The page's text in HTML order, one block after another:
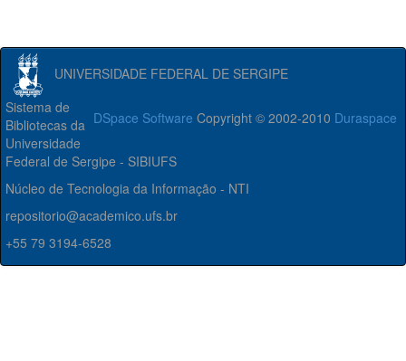
UNIVERSIDADE FEDERAL DE SERGIPE
DSpace Software Copyright © 2002-2010 Duraspace
Sistema de
Bibliotecas da
Universidade
Federal de Sergipe - SIBIUFS
Núcleo de Tecnologia da Informação - NTI
repositorio@academico.ufs.br
+55 79 3194-6528